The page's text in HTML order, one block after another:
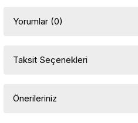
Yorumlar (0)
Taksit Seçenekleri
Önerileriniz